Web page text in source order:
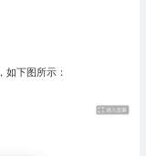
下图所示：